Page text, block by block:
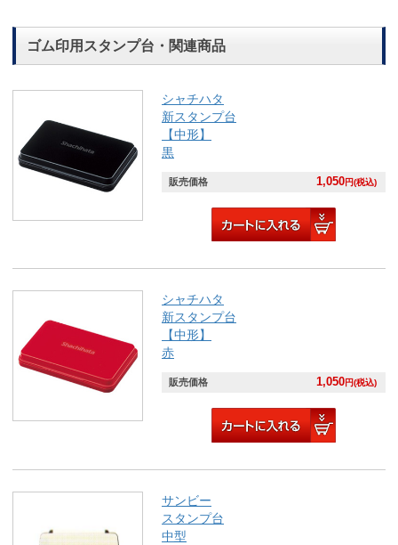
ゴム印用スタンプ台・関連商品
シャチハタ
新スタンプ台
【中形】
黒
販売価格 1,050円(税込)
シャチハタ
新スタンプ台
【中形】
赤
販売価格 1,050円(税込)
サンビー
スタンプ台
中型